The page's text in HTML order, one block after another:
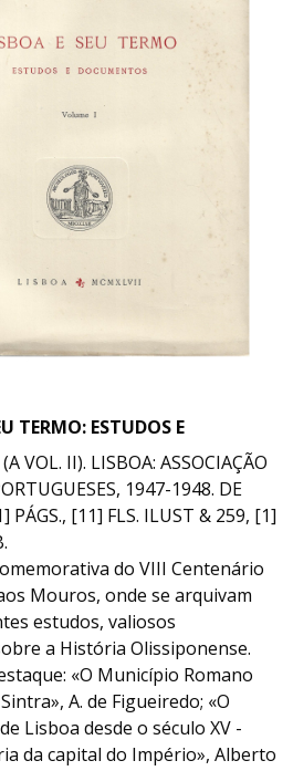
TERMO: ESTUDOS E
VOL. II). LISBOA: ASSOCIAÇÃO
1947-1948. DE
PÁGS., [11] FLS. ILUST & 259, [1]
do VIII Centenário
Mouros, onde se arquivam
estudos, valiosos
a História Olissiponense.
«O Município Romano
A. de Figueiredo; «O
Lisboa desde o século XV -
da capital do Império», Alberto